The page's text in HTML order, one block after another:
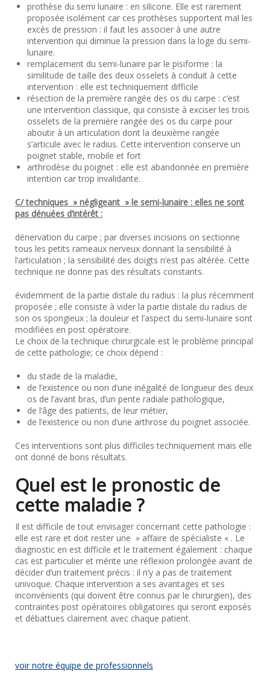
prothèse du semi lunaire : en silicone. Elle est rarement
proposée isolément car ces prothèses supportent mal les
excès de pression : il faut les associer à une autre
intervention qui diminue la pression dans la loge du semi-
lunaire.
remplacement du semi-lunaire par le pisiforme : la
similitude de taille des deux osselets à conduit à cette
intervention : elle est techniquement difficile
résection de la première rangée des os du carpe : c’est
une intervention classique, qui consiste à exciser les trois
osselets de la première rangée des os du carpe pour
aboutir à un articulation dont la deuxième rangée
s’articule avec le radius. Cette intervention conserve un
poignet stable, mobile et fort
arthrodèse du poignet : elle est abandonnée en première
intention car trop invalidante.
C/ techniques » négligeant » le semi-lunaire : elles ne sont
pas dénuées d’intérêt :
dénervation du carpe ; par diverses incisions on sectionne
tous les petits rameaux nerveux donnant la sensibilité à
l’articulation ; la sensibilité des doigts n’est pas altérée. Cette
technique ne donne pas des résultats constants.
évidemment de la partie distale du radius : la plus récemment
proposée ; elle consiste à vider la partie distale du radius de
son os spongieux ; la douleur et l’aspect du semi-lunaire sont
modifiées en post opératoire.
Le choix de la technique chirurgicale est le problème principal
de cette pathologie; ce choix dépend :
du stade de la maladie,
de l’existence ou non d’une inégalité de longueur des deux
os de l’avant bras, d’un pente radiale pathologique,
de l’âge des patients, de leur métier,
de l’existence ou non d’une arthrose du poignet associée.
Ces interventions sont plus difficiles techniquement mais elle
ont donné de bons résultats.
Quel est le pronostic de
cette maladie ?
Il est difficile de tout envisager concernant cette pathologie :
elle est rare et doit rester une » affaire de spécialiste « . Le
diagnostic en est difficile et le traitement également : chaque
cas est particulier et mérite une réflexion prolongée avant de
décider d’un traitement précis : il n’y a pas de traitement
univoque. Chaque intervention a ses avantages et ses
inconvénients (qui doivent être connus par le chirurgien), des
contraintes post opératoires obligatoires qui seront exposés
et débattues clairement avec chaque patient.
voir notre équipe de professionnels